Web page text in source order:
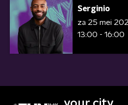
Serginio
za 25 mei
13:00 - 16:00